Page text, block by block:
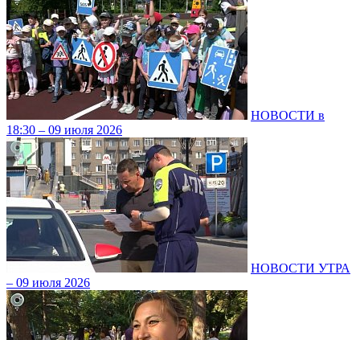
НОВОСТИ в
18:30 – 09 июля 2026
НОВОСТИ УТРА
– 09 июля 2026